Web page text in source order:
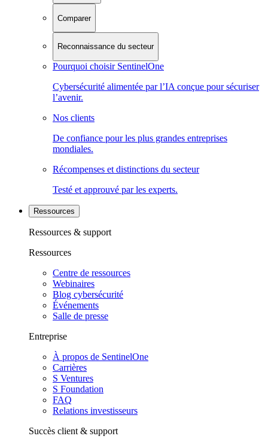
Comparer
Reconnaissance du secteur
Pourquoi choisir SentinelOne
Cybersécurité alimentée par l’IA conçue pour sécuriser
l’avenir.
Nos clients
De confiance pour les plus grandes entreprises
mondiales.
Récompenses et distinctions du secteur
Testé et approuvé par les experts.
Ressources
Ressources & support
Ressources
Centre de ressources
Webinaires
Blog cybersécurité
Événements
Salle de presse
Entreprise
À propos de SentinelOne
Carrières
S Ventures
S Foundation
FAQ
Relations investisseurs
Succès client & support